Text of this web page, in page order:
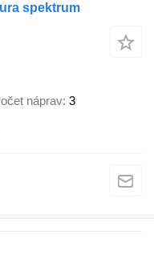
spektrum
náprav 3